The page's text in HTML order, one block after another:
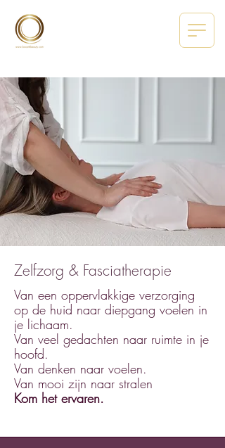
Zelfzorg & Fasciatherapie
Van een oppervlakkige verzorging
op de huid naar diepgang voelen in
je lichaam.
Van veel gedachten naar ruimte in je
hoofd.
Van denken naar voelen.
Van mooi zijn naar stralen
Kom het ervaren.